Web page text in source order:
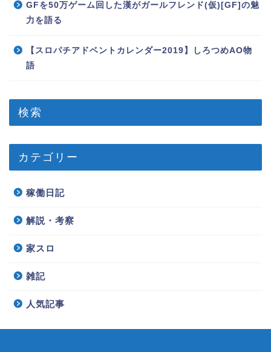
GFを50万ゲーム回した漢がガールフレンド(仮)[GF]の魅
力を語る
【スロパチアドベントカレンダー2019】しろつめAO物
語
検索
カテゴリー
稼働日記
解説・考察
家スロ
雑記
人気記事